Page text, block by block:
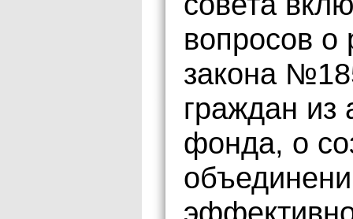
вопросов о
закона
граждан из
фонда, о